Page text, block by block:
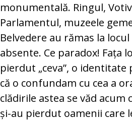
monumentală. Ringul,
Parlamentul, muzeele
Belvedere au rămas la
absente. Ce paradox! Fața
pierdut „ceva”, o
că o confundam cu cea a
clădirile astea se văd
și-au pierdut oamenii care